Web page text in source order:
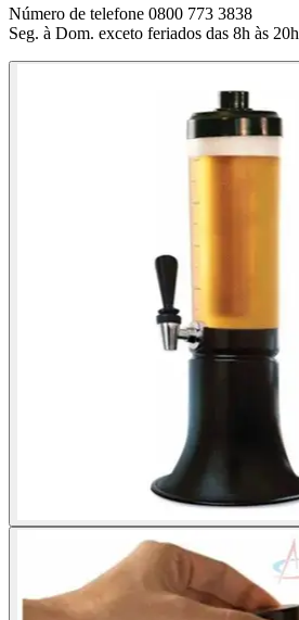
Número de telefone 0800 773 3838
Seg. à Dom. exceto feriados das 8h às 20h